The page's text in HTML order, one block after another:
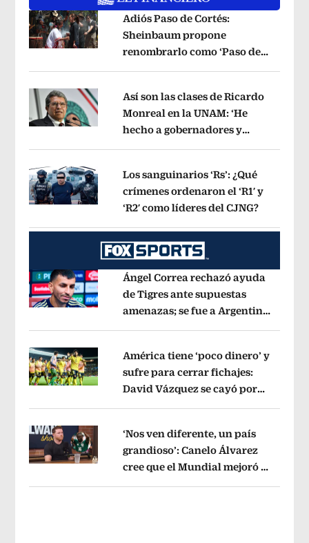
Opens in new window
Adiós Paso de Cortés:
Sheinbaum propone
renombrarlo como ‘Paso de
Opens in new window
Así son las clases de Ricardo
Monreal en la UNAM: ‘He
hecho a gobernadores y
Opens in new window
Los sanguinarios ‘Rs’: ¿Qué
crímenes ordenaron el ‘R1′ y
‘R2′ como líderes del CJNG?Opens in
Opens in new window
Ángel Correa rechazó ayuda
de Tigres ante supuestas
amenazas; se fue a Argentina
Opens in new window
América tiene ‘poco dinero’ y
sufre para cerrar fichajes:
David Vázquez se cayó por
Opens in new window
‘Nos ven diferente, un país
grandioso’: Canelo Álvarez
cree que el Mundial mejoró la